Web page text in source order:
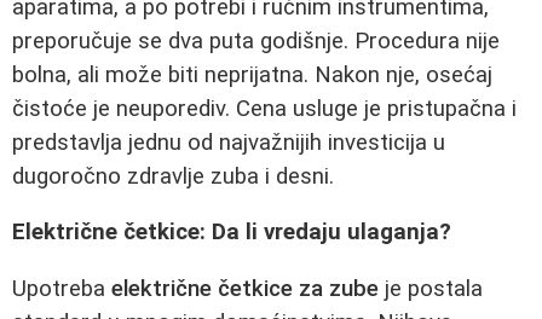
aparatima, a po potrebi i ručnim instrumentima,
preporučuje se dva puta godišnje. Procedura nije
bolna, ali može biti neprijatna. Nakon nje, osećaj
čistoće je neuporediv. Cena usluge je pristupačna i
predstavlja jednu od najvažnijih investicija u
dugoročno zdravlje zuba i desni.
Električne četkice: Da li vredaju ulaganja?
Upotreba električne četkice za zube je postala